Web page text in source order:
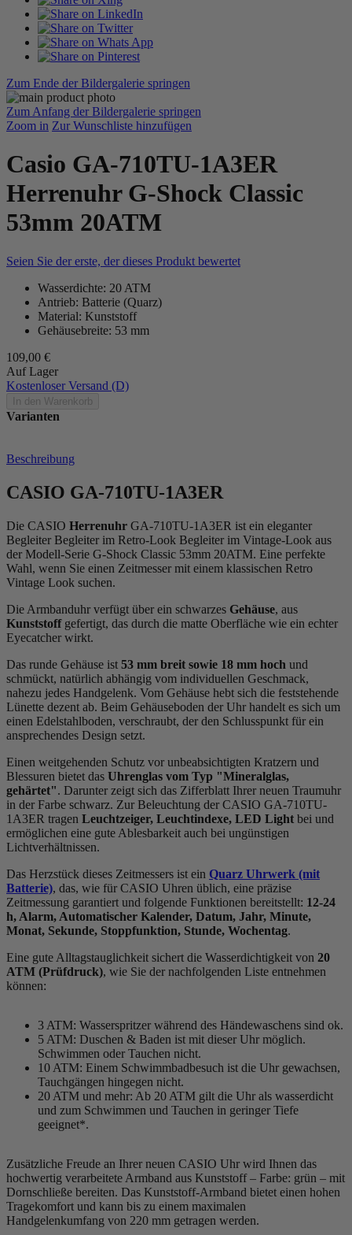
Zum Ende der Bildergalerie springen
Zum Anfang der Bildergalerie springen
Zoom in Zur Wunschliste hinzufügen
Casio GA-710TU-1A3ER
Herrenuhr G-Shock Classic
53mm 20ATM
Seien Sie der erste, der dieses Produkt bewertet
Wasserdichte: 20 ATM
Antrieb: Batterie (Quarz)
Material: Kunststoff
Gehäusebreite: 53 mm
109,00 €
Auf Lager
Kostenloser Versand (D)
In den Warenkorb
Varianten
Beschreibung
CASIO GA-710TU-1A3ER
Die CASIO Herrenuhr GA-710TU-1A3ER ist ein eleganter
Begleiter Begleiter im Retro-Look Begleiter im Vintage-Look aus
der Modell-Serie G-Shock Classic 53mm 20ATM. Eine perfekte
Wahl, wenn Sie einen Zeitmesser mit einem klassischen Retro
Vintage Look suchen.
Die Armbanduhr verfügt über ein schwarzes Gehäuse, aus
Kunststoffgefertigt, das durch die matte Oberfläche wie ein echter
Eyecatcher wirkt.
Das runde Gehäuse ist 53 mm breit sowie 18 mm hoch und
schmückt, natürlich abhängig vom individuellen Geschmack,
nahezu jedes Handgelenk. Vom Gehäuse hebt sich die feststehende
Lünette dezent ab. Beim Gehäuseboden der Uhr handelt es sich um
einen Edelstahlboden, verschraubt, der den Schlusspunkt für ein
ansprechendes Design setzt.
Einen weitgehenden Schutz vor unbeabsichtigten Kratzern und
Blessuren bietet das Uhrenglas vom Typ "Mineralglas,
gehärtet". Darunter zeigt sich das Zifferblatt Ihrer neuen Traumuhr
in der Farbe schwarz. Zur Beleuchtung der CASIO GA-710TU-
1A3ER tragen Leuchtzeiger, Leuchtindexe, LED Light bei und
ermöglichen eine gute Ablesbarkeit auch bei ungünstigen
Lichtverhältnissen.
Das Herzstück dieses Zeitmessers ist ein Quarz Uhrwerk (mit
Batterie), das, wie für CASIO Uhren üblich, eine präzise
Zeitmessung garantiert und folgende Funktionen bereitstellt: 12-24
h, Alarm, Automatischer Kalender, Datum, Jahr, Minute,
Monat, Sekunde, Stoppfunktion, Stunde, Wochentag.
Eine gute Alltagstauglichkeit sichert die Wasserdichtigkeit von 20
ATM (Prüfdruck), wie Sie der nachfolgenden Liste entnehmen
können:
3 ATM: Wasserspritzer während des Händewaschens sind ok.
5 ATM: Duschen & Baden ist mit dieser Uhr möglich.
Schwimmen oder Tauchen nicht.
10 ATM: Einem Schwimmbadbesuch ist die Uhr gewachsen,
Tauchgängen hingegen nicht.
20 ATM und mehr: Ab 20 ATM gilt die Uhr als wasserdicht
und zum Schwimmen und Tauchen in geringer Tiefe
geeignet*.
Zusätzliche Freude an Ihrer neuen CASIO Uhr wird Ihnen das
hochwertig verarbeitete Armband aus Kunststoff – Farbe: grün – mit
Dornschließe bereiten. Das Kunststoff-Armband bietet einen hohen
Tragekomfort und kann bis zu einem maximalen
Handgelenkumfang von 220 mm getragen werden.